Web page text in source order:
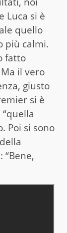
Luca si è
quello
più calmi.
fatto
il vero
giusto
si è
Poi si sono